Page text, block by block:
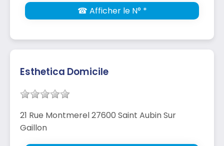
☎ Afficher le N° *
Esthetica Domicile
21 Rue Montmerel 27600 Saint Aubin Sur
Gaillon